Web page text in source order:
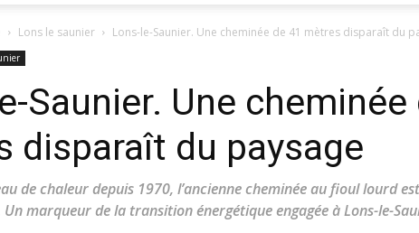
Lons le saunier Lons-le-Saunier. Une cheminée de 41 mètres disparaît du
Saunier. Une cheminée
disparaît du paysage
de chaleur depuis 1970, l’ancienne cheminée au fioul lourd
marqueur de la transition énergétique engagée à Lons-le-